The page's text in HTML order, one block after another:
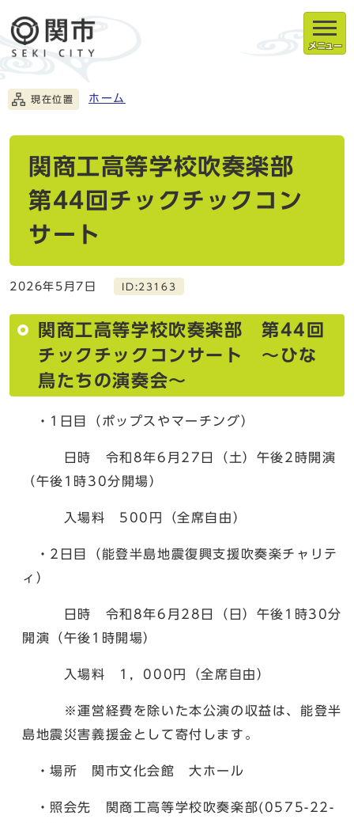
メニュー
現在位置 ホーム
関商工高等学校吹奏楽部
第44回チックチックコン
サート
2026年5月7日 ID:23163
関商工高等学校吹奏楽部 第44回
チックチックコンサート 〜ひな
鳥たちの演奏会〜
・1日目（ポップスやマーチング）
日時 令和8年6月27日（土）午後2時開演
（午後1時30分開場）
入場料 500円（全席自由）
・2日目（能登半島地震復興支援吹奏楽チャリテ
ィ）
日時 令和8年6月28日（日）午後1時30分
開演（午後1時開場）
入場料 1，000円（全席自由）
※運営経費を除いた本公演の収益は、能登半
島地震災害義援金として寄付します。
・場所 関市文化会館 大ホール
・照会先 関商工高等学校吹奏楽部(0575-22-